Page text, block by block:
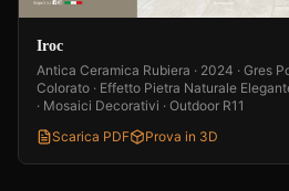
Iroc
Antica Ceramica Rubiera · 2024 · Gres
Colorato · Effetto Pietra Naturale
· Mosaici Decorativi · Outdoor R11
Scarica PDF
Prova in 3D